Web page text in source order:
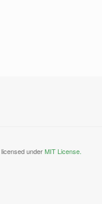
underMIT License.